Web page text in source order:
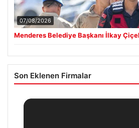
07/08/2026
Menderes Belediye Başkanı İlkay
Son Eklenen Firmalar